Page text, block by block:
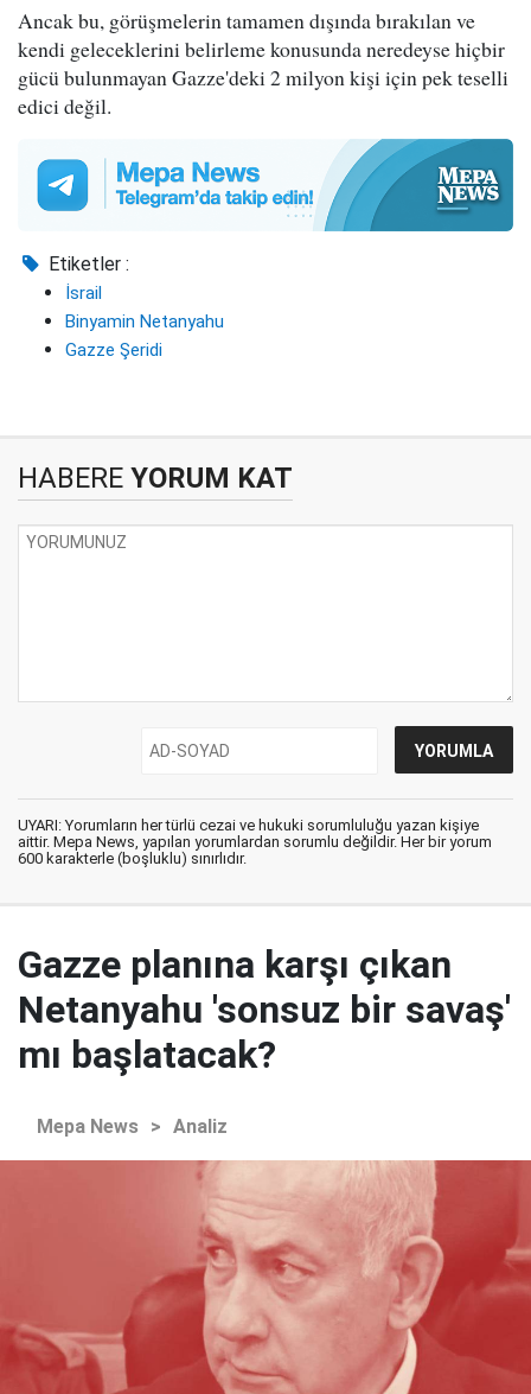
Ancak bu, görüşmelerin tamamen dışında bırakılan ve
kendi geleceklerini belirleme konusunda neredeyse hiçbir
gücü bulunmayan Gazze'deki 2 milyon kişi için pek teselli
edici değil.
Etiketler :
İsrail
Binyamin Netanyahu
Gazze Şeridi
HABERE YORUM KAT
UYARI: Yorumların her türlü cezai ve hukuki sorumluluğu yazan kişiye
aittir. Mepa News, yapılan yorumlardan sorumlu değildir. Her bir yorum
600 karakterle (boşluklu) sınırlıdır.
Gazze planına karşı çıkan
Netanyahu 'sonsuz bir savaş'
mı başlatacak?
Mepa News > Analiz